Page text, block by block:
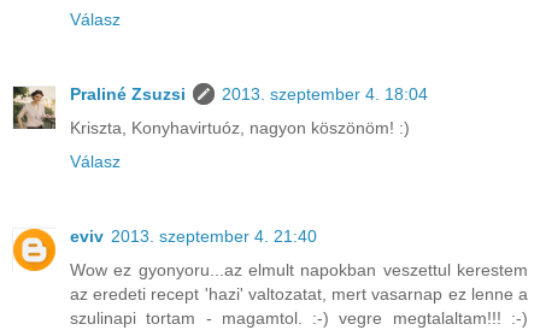
Válasz
Praliné Zsuzsi
2013. szeptember 4. 18:04
Kriszta, Konyhavirtuóz, nagyon köszönöm! :)
Válasz
eviv 2013. szeptember 4. 21:40
Wow ez gyonyoru...az elmult napokban veszettul kerestem
az eredeti recept 'hazi' valtozatat, mert vasarnap ez lenne a
szulinapi tortam - magamtol. :-) vegre megtalaltam!!! :-)